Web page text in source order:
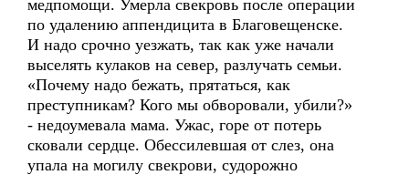
медпомощи. Умерла свекровь после операции
по удалению аппендицита в Благовещенске.
И надо срочно уезжать, так как уже начали
выселять кулаков на север, разлучать семьи.
«Почему надо бежать, прятаться, как
преступникам? Кого мы обворовали, убили?»
- недоумевала мама. Ужас, горе от потерь
сковали сердце. Обессилевшая от слез, она
упала на могилу свекрови, судорожно